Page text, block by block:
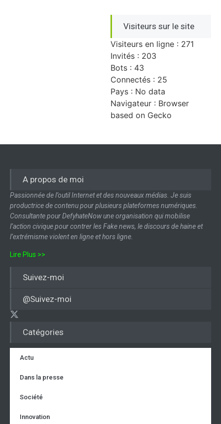
Visiteurs sur le site
Visiteurs en ligne : 271
Invités : 203
Bots : 43
Connectés : 25
Pays : No data
Navigateur : Browser
based on Gecko
Catégories
Actu
Dans la presse
Société
Innovation
A propos de moi
Passionnée de l’outil Internet et des nouveaux médias. Je suis
productrice de contenu pour plusieurs plateformes numériques.
Consultante pour DefyhateNow une organisation qui mobilise
l’action civique pour contrer les Fake news, le discours de haine et
l’extrémisme violent en ligne et hors ligne.
Lire Plus >>
Suivez-moi
@Suivez-moi